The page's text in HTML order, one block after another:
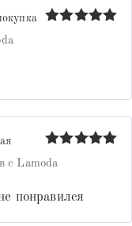
Оценка
из 5
с Lamoda
понравился